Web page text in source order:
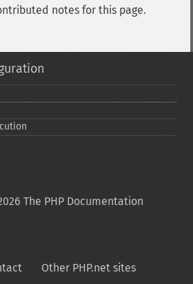
notes for this page.
The PHP Documentation
Other PHP.net sites